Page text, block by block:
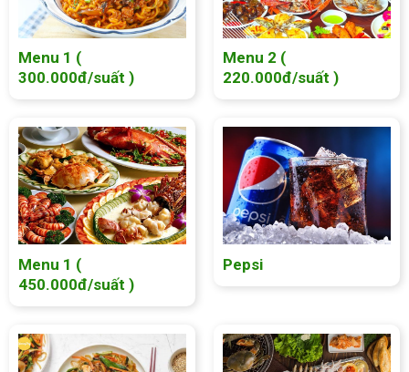
Menu 1 (
300.000đ/suất )
Menu 2 (
220.000đ/suất )
Menu 1 (
450.000đ/suất )
Pepsi